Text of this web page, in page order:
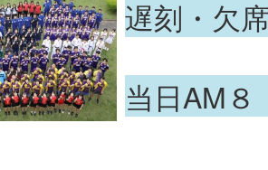
遅刻・欠
当日AM